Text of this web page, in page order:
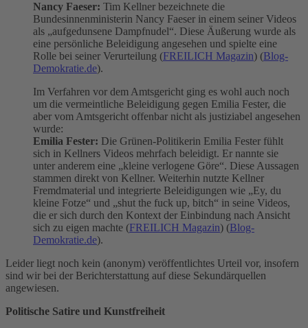
Nancy Faeser: Tim Kellner bezeichnete die
Bundesinnenministerin Nancy Faeser in einem seiner Videos
als „aufgedunsene Dampfnudel“. Diese Äußerung wurde als
eine persönliche Beleidigung angesehen und spielte eine
Rolle bei seiner Verurteilung​ (FREILICH Magazin) (Blog-
Demokratie.de)​.
Im Verfahren vor dem Amtsgericht ging es wohl auch noch
um die vermeintliche Beleidigung gegen Emilia Fester, die
aber vom Amtsgericht offenbar nicht als justiziabel angesehen
wurde:
Emilia Fester: Die Grünen-Politikerin Emilia Fester fühlt
sich in Kellners Videos mehrfach beleidigt. Er nannte sie
unter anderem eine „kleine verlogene Göre“. Diese Aussagen
stammen direkt von Kellner. Weiterhin nutzte Kellner
Fremdmaterial und integrierte Beleidigungen wie „Ey, du
kleine Fotze“ und „shut the fuck up, bitch“ in seine Videos,
die er sich durch den Kontext der Einbindung nach Ansicht
sich zu eigen machte​ (FREILICH Magazin) (Blog-
Demokratie.de)​.
Leider liegt noch kein (anonym) veröffentlichtes Urteil vor, insofern
sind wir bei der Berichterstattung auf diese Sekundärquellen
angewiesen.
Politische Satire und Kunstfreiheit